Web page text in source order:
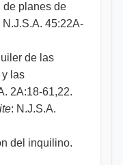
de planes de
N.J.S.A. 45:22A-
de las
y las
2A:18-61,22.
: N.J.S.A.
del inquilino.